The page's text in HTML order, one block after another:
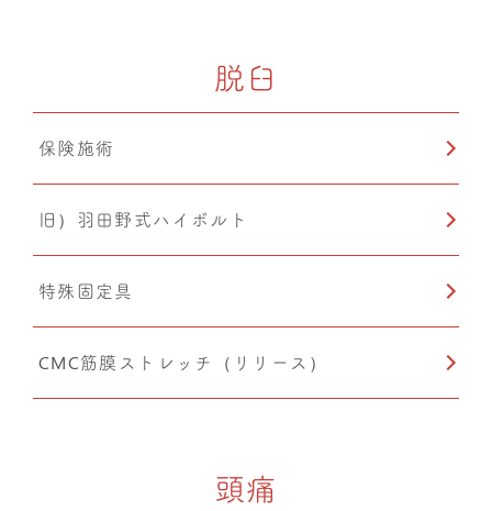
脱臼
保険施術
旧）羽田野式ハイボルト
特殊固定具
CMC筋膜ストレッチ（リリース）
頭痛